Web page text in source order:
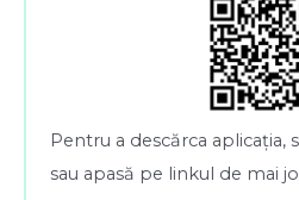
Pentru a descărca aplicația,
sau apasă pe linkul de mai